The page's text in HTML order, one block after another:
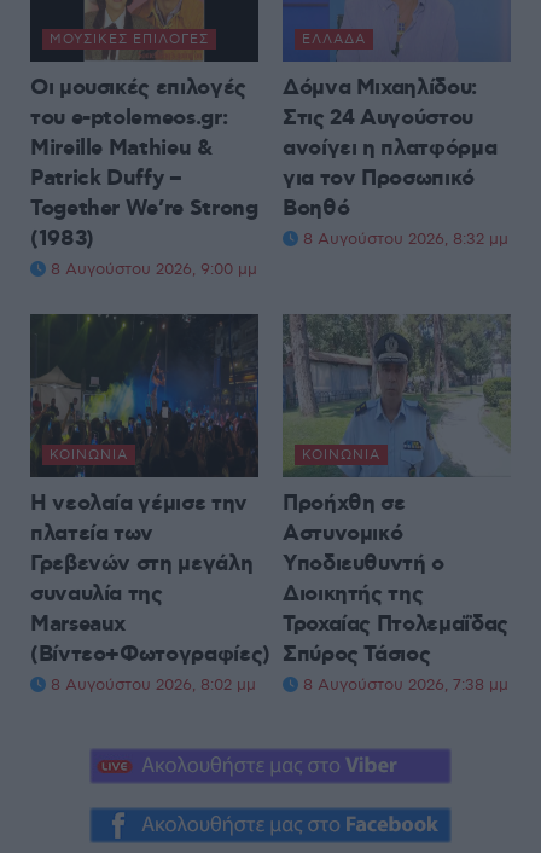
ΜΟΥΣΙΚΈΣ ΕΠΙΛΟΓΈΣ
Οι μουσικές επιλογές
του e-ptolemeos.gr:
Mireille Mathieu &
Patrick Duffy –
Together We’re Strong
(1983)
8 Αυγούστου 2026, 9:00 μμ
ΕΛΛΆΔΑ
Δόμνα Μιχαηλίδου:
Στις 24 Αυγούστου
ανοίγει η πλατφόρμα
για τον Προσωπικό
Βοηθό
8 Αυγούστου 2026, 8:32 μμ
ΚΟΙΝΩΝΊΑ
Η νεολαία γέμισε την
πλατεία των
Γρεβενών στη μεγάλη
συναυλία της
Marseaux
(Βίντεο+Φωτογραφίες)
8 Αυγούστου 2026, 8:02 μμ
ΚΟΙΝΩΝΊΑ
Προήχθη σε
Αστυνομικό
Υποδιευθυντή ο
Διοικητής της
Τροχαίας Πτολεμαΐδας
Σπύρος Τάσιος
8 Αυγούστου 2026, 7:38 μμ